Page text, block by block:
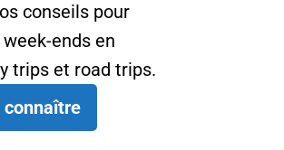
conseils pour
ends en
trips et road trips.
connaître